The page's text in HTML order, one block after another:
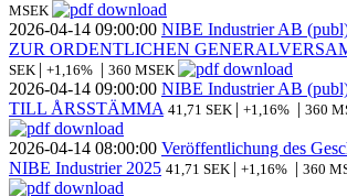
MSEK
2026-04-14 09:00:00 NIBE Industrier AB
ZUR ORDENTLICHEN
SEK | +1,16% | 360 MSEK
2026-04-14 09:00:00 NIBE Industrier AB
TILL ÅRSSTÄMMA 41,71 SEK | +1,16% | 360
2026-04-14 08:00:00 Veröffentlichung des
NIBE Industrier 2025 41,71 SEK | +1,16% | 360